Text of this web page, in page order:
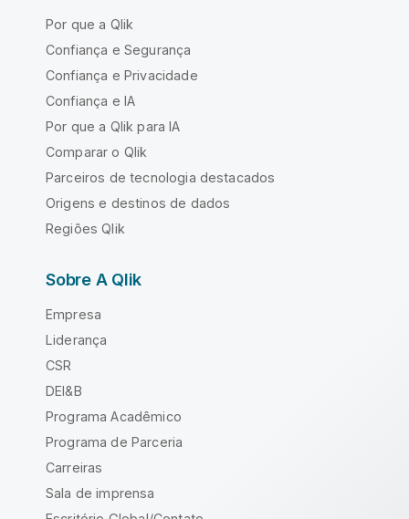
Por que a Qlik
Confiança e Segurança
Confiança e Privacidade
Confiança e IA
Por que a Qlik para IA
Comparar o Qlik
Parceiros de tecnologia destacados
Origens e destinos de dados
Regiões Qlik
Sobre A Qlik
Empresa
Liderança
CSR
DEI&B
Programa Acadêmico
Programa de Parceria
Carreiras
Sala de imprensa